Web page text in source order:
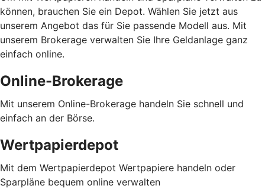
können, brauchen Sie ein Depot. Wählen Sie jetzt aus
unserem Angebot das für Sie passende Modell aus. Mit
unserem Brokerage verwalten Sie Ihre Geldanlage ganz
einfach online.
Online-Brokerage
Mit unserem Online-Brokerage handeln Sie schnell und
einfach an der Börse.
Wertpapierdepot
Mit dem Wertpapierdepot Wertpapiere handeln oder
Sparpläne bequem online verwalten